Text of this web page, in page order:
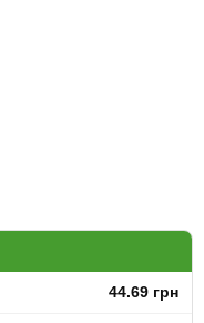
44.69 грн